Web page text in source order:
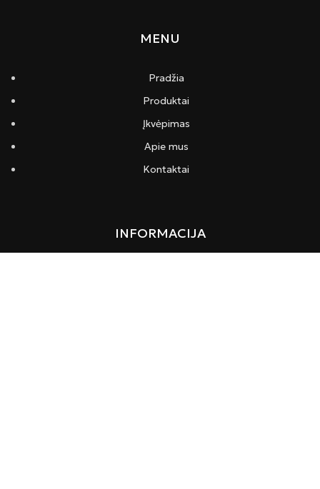
MENU
Pradžia
Produktai
Įkvėpimas
Apie mus
Kontaktai
INFORMACIJA